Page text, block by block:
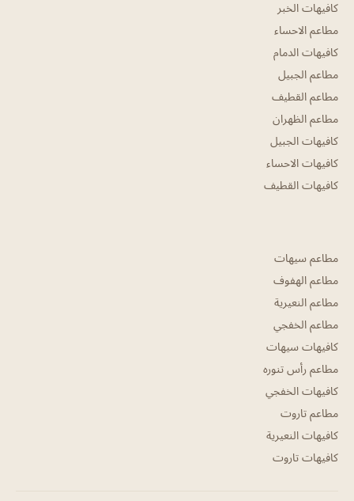
كافيهات الخبر
مطاعم الاحساء
كافيهات الدمام
مطاعم الجبيل
مطاعم القطيف
مطاعم الظهران
كافيهات الجبيل
كافيهات الاحساء
كافيهات القطيف
مطاعم سيهات
مطاعم الهفوف
مطاعم النعيرية
مطاعم الخفجي
كافيهات سيهات
مطاعم رأس تنوره
كافيهات الخفجي
مطاعم تاروت
كافيهات النعيرية
كافيهات تاروت